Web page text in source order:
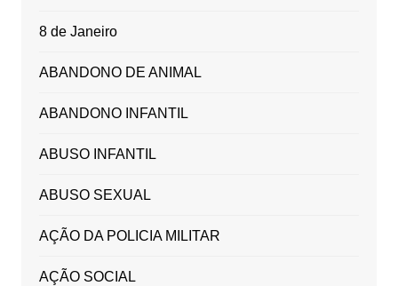
8 de Janeiro
ABANDONO DE ANIMAL
ABANDONO INFANTIL
ABUSO INFANTIL
ABUSO SEXUAL
AÇÃO DA POLICIA MILITAR
AÇÃO SOCIAL